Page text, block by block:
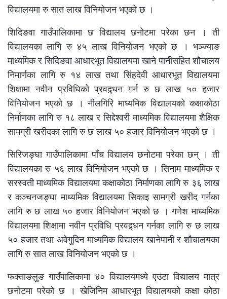
विद्यालयमा रु सात लाख विनियोजन भएको छ ।
शिदिङवा गाउँपालिकामा छ विद्यालय छनोटमा परेका छन । ती
विद्यालयका लागि रु ४५ लाख विनियोजन भएको छ । भञ्ज्याङ
माध्यमिक र सिदिङवा आधारभूत विद्यालयमा खाने पानीसहित शौचालय
निमार्णका लागि रु १४ लाख तथा सिंहदेवी आधारभूत विद्यालयमा
शिक्षामा नवीन प्रविधिको प्रवद्र्धन गर्न रु छ लाख ५० हजार
विनियोजन भएको छ । नीलगिरि माध्यमिक विद्यालयको कक्षाकोठा
निर्माणका लागि रु १८ लाख र सिद्देश्वरी माध्यमिक विद्यालयमा शैक्षिक
सामग्री खरीदका लागि रु छ लाख ५० हजार विनियोजन भएको छ ।
सिरिजङ्घा गाउँपालिकामा पाँच विद्यालय छनोटमा परेका छन् । ती
विद्यालयका रु ५६ लाख विनियोजन भएको छ । सिनाम माध्यमिक र
सरस्वती माध्यमिक विद्यालयमा कक्षाकोठा निर्माणका लागि रु ३६ लाख
र कञ्चनजङ्घा माध्यमिक विद्यालयमा सिकाइ सामग्री खरीद गर्नका
लागि रु छ लाख ५० हजार विनियोजन भएको छ । गणेश माध्यमिक
विद्यालयमा शिक्षामा नवीन प्रविधि प्रवद्र्धन गर्नका लागि रु छ लाख
५० हजार तथा अवेगुदिन माध्यमिक विद्यालय खानेपानी र शौचालयका
लागि रु सात लाख विनियोजन भएको छ ।
फक्ताङलुङ गाउँपालिकामा ४० विद्यालयमध्ये एउटा विद्यालय मात्र
छनोटमा परेको छ । खेजिनिम आधारभूत विद्यालयको कक्षा कोठा